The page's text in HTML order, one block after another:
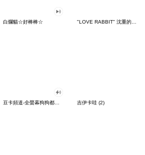
白爛貓☆好棒棒☆ "LOVE RABBIT" 沈重的愛 台灣版
吉伊卡哇 (2)